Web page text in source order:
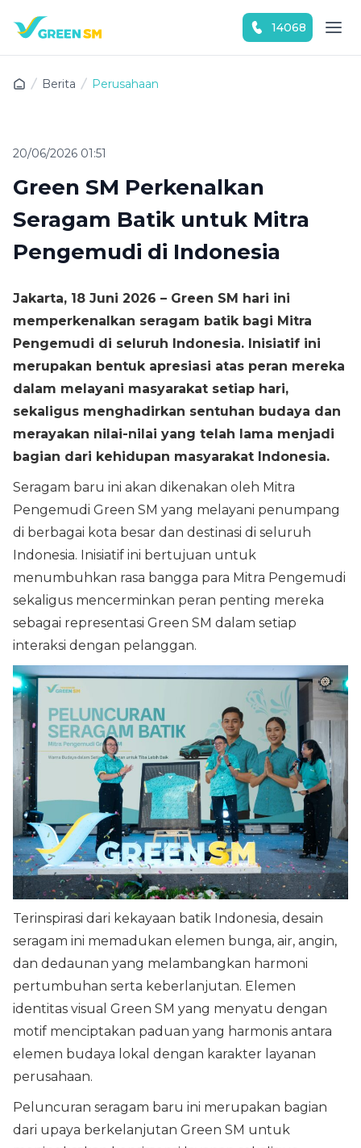
14068
Berita Perusahaan
20/06/2026 01:51
Green SM Perkenalkan
Seragam Batik untuk Mitra
Pengemudi di Indonesia
Jakarta, 18 Juni 2026 – Green SM hari ini
memperkenalkan seragam batik bagi Mitra
Pengemudi di seluruh Indonesia. Inisiatif ini
merupakan bentuk apresiasi atas peran mereka
dalam melayani masyarakat setiap hari,
sekaligus menghadirkan sentuhan budaya dan
merayakan nilai-nilai yang telah lama menjadi
bagian dari kehidupan masyarakat Indonesia.
Seragam baru ini akan dikenakan oleh Mitra
Pengemudi Green SM yang melayani penumpang
di berbagai kota besar dan destinasi di seluruh
Indonesia. Inisiatif ini bertujuan untuk
menumbuhkan rasa bangga para Mitra Pengemudi
sekaligus mencerminkan peran penting mereka
sebagai representasi Green SM dalam setiap
interaksi dengan pelanggan.
Terinspirasi dari kekayaan batik Indonesia, desain
seragam ini memadukan elemen bunga, air, angin,
dan dedaunan yang melambangkan harmoni
pertumbuhan serta keberlanjutan. Elemen
identitas visual Green SM yang menyatu dengan
motif menciptakan paduan yang harmonis antara
elemen budaya lokal dengan karakter layanan
perusahaan.
Peluncuran seragam baru ini merupakan bagian
dari upaya berkelanjutan Green SM untuk